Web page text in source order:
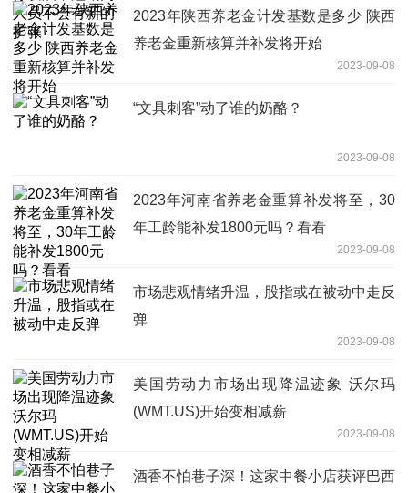
2023年陕西养老金计发基数是多少 陕西
养老金重新核算并补发将开始
2023-09-08
“文具刺客”动了谁的奶酪？
2023-09-08
2023年河南省养老金重算补发将至，30
年工龄能补发1800元吗？看看
2023-09-08
市场悲观情绪升温，股指或在被动中走反
弹
2023-09-08
美国劳动力市场出现降温迹象 沃尔玛
(WMT.US)开始变相减薪
2023-09-08
酒香不怕巷子深！这家中餐小店获评巴西